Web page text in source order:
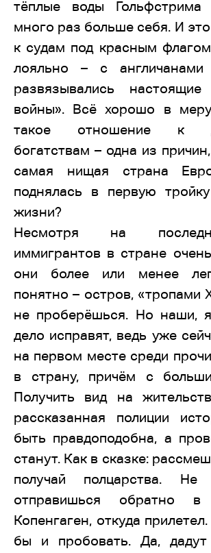
тёплые воды Гольфстрима
много раз больше себя. И
к судам под красным
лояльно – с
развязывались настоящие
войны». Всё хорошо в
такое отношение к
богатствам – одна из
самая нищая страна
поднялась в первую
жизни?
Несмотря на
иммигрантов в стране
они более или менее
понятно – остров,
не проберёшься. Но наши,
дело исправят, ведь уже
на первом месте среди
в страну, причём с
Получить вид на
рассказанная полиции
быть правдоподобна, а
станут. Как в сказке:
получай полцарства.
отправишься обратно
Копенгаген, откуда
бы и пробовать. Да, дадут